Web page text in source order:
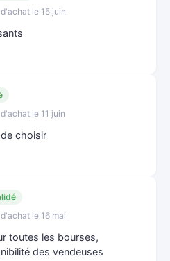
le 15 juin
le 11 juin
choisir
le 16 mai
toutes les bourses,
des vendeuses